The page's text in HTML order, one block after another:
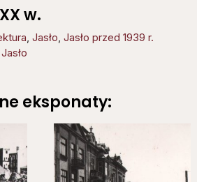
w.
Jasło Jasło przed 1939 r.
Jasło
eksponaty: